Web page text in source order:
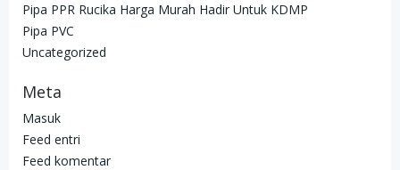
Pipa PPR Rucika Harga Murah Hadir Untuk KDMP
Pipa PVC
Uncategorized
Meta
Masuk
Feed entri
Feed komentar